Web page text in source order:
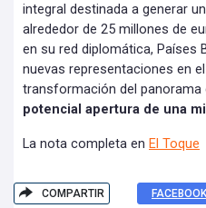
integral destinada a generar
alrededor de 25 millones de
en su red diplomática, Países
nuevas representaciones en
transformación del panorama
potencial apertura de una
La nota completa en El Toque
COMPARTIR FACEBOOK